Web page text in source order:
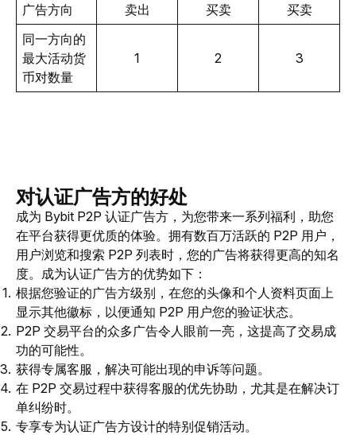
广告方向 卖出 买卖
买卖
同一方向的
最大活动货
币对数量
1 2 3
对认证广告方的好处
成为 Bybit P2P 认证广告方，为您带来一系列福利，助您
在平台获得更优质的体验。拥有数百万活跃的 P2P 用户，
用户浏览和搜索 P2P 列表时，您的广告将获得更高的知名
度。成为认证广告方的优势如下：
根据您验证的广告方级别，在您的头像和个人资料页面上
显示其他徽标，以便通知 P2P 用户您的验证状态。
P2P 交易平台的众多广告令人眼前一亮，这提高了交易成
功的可能性。
获得专属客服，解决可能出现的申诉等问题。
在 P2P 交易过程中获得客服的优先协助，尤其是在解决订
单纠纷时。
专享专为认证广告方设计的特别促销活动。